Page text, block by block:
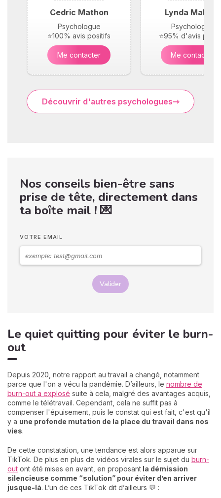
Cedric Mathon
Psychologue
⭐100% avis positifs
Me contacter
Lynda Maloufi
Psychologue
⭐95% d'avis
Me contacter
Découvrir d'autres psychologues
Nos conseils bien-être sans
prise de tête, directement dans
ta boîte mail ! 💌
VOTRE EMAIL
Valider
Le quiet quitting pour éviter le burn-
out
Depuis 2020, notre rapport au travail a changé, notamment
parce que l'on a vécu la pandémie. D’ailleurs, le nombre de
burn-out a explosé suite à cela, malgré des avantages acquis,
comme le télétravail. Cependant, cela ne suffit pas à
compenser l'épuisement, puis le constat qui est fait, c'est qu'il
y a une profonde mutation de la place du travail dans nos
vies.
De cette constatation, une tendance est alors apparue sur
TikTok. De plus en plus de vidéos virales sur le sujet du burn-
out ont été mises en avant, en proposant la démission
silencieuse comme “solution” pour éviter d’en arriver
jusque-là. L’un de ces TikTok dit d’ailleurs 💬 :